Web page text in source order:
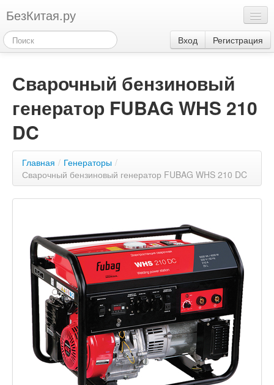
БезКитая.ру
Каталог
Контакты
Акции
3
Вход Регистрация
Сварочный бензиновый
генератор FUBAG WHS 210
DC
Главная / Генераторы /
Сварочный бензиновый генератор FUBAG WHS 210 DC